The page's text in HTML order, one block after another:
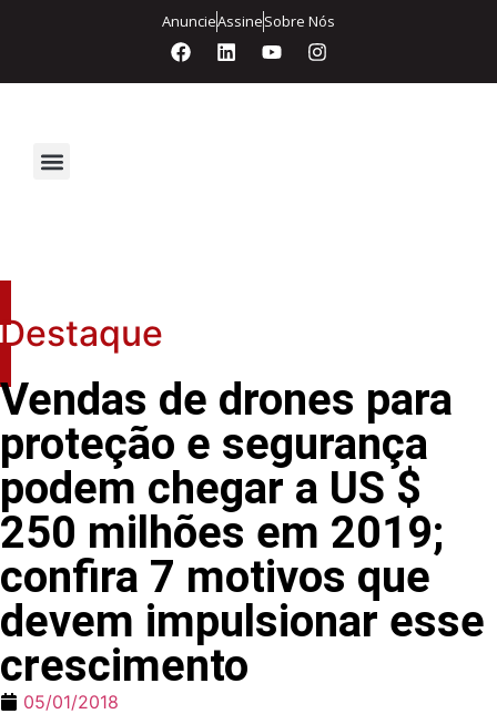
AnuncieAssineSobre Nós
Destaque
Vendas de drones para
proteção e segurança
podem chegar a US $
250 milhões em 2019;
confira 7 motivos que
devem impulsionar esse
crescimento
05/01/2018